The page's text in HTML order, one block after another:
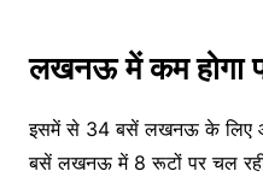
लखनऊ में कम होगा
इसमें से 34 बसें लखनऊ के लिए
बसें लखनऊ में 8 रूटों पर चल रही